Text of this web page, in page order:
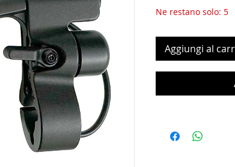
Ne restano solo: 5
Aggiungi al